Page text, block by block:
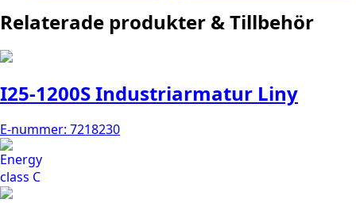
Relaterade produkter & Tillbehör
I25-1200S Industriarmatur Liny
E-nummer: 7218230